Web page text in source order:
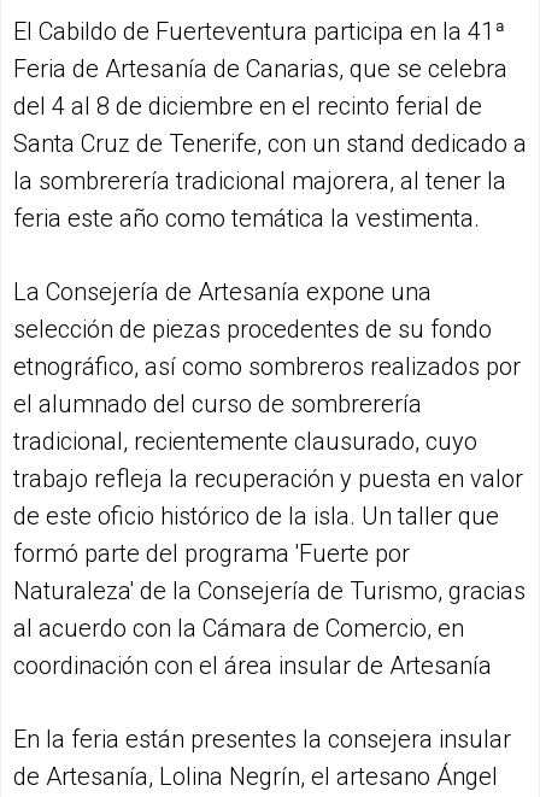
El Cabildo de Fuerteventura participa en la 41ª
Feria de Artesanía de Canarias, que se celebra
del 4 al 8 de diciembre en el recinto ferial de
Santa Cruz de Tenerife, con un stand dedicado a
la sombrerería tradicional majorera, al tener la
feria este año como temática la vestimenta.
La Consejería de Artesanía expone una
selección de piezas procedentes de su fondo
etnográfico, así como sombreros realizados por
el alumnado del curso de sombrerería
tradicional, recientemente clausurado, cuyo
trabajo refleja la recuperación y puesta en valor
de este oficio histórico de la isla. Un taller que
formó parte del programa 'Fuerte por
Naturaleza' de la Consejería de Turismo, gracias
al acuerdo con la Cámara de Comercio, en
coordinación con el área insular de Artesanía
En la feria están presentes la consejera insular
de Artesanía, Lolina Negrín, el artesano Ángel